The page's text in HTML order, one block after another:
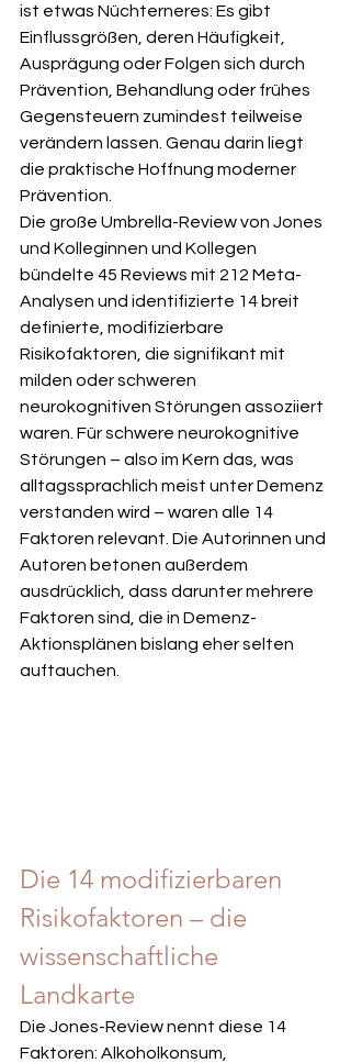
ist etwas Nüchterneres: Es gibt
Einflussgrößen, deren Häufigkeit,
Ausprägung oder Folgen sich durch
Prävention, Behandlung oder frühes
Gegensteuern zumindest teilweise
verändern lassen. Genau darin liegt
die praktische Hoffnung moderner
Prävention.
Die große Umbrella-Review von Jones
und Kolleginnen und Kollegen
bündelte 45 Reviews mit 212 Meta-
Analysen und identifizierte 14 breit
definierte, modifizierbare
Risikofaktoren, die signifikant mit
milden oder schweren
neurokognitiven Störungen assoziiert
waren. Für schwere neurokognitive
Störungen – also im Kern das, was
alltagssprachlich meist unter Demenz
verstanden wird – waren alle 14
Faktoren relevant. Die Autorinnen und
Autoren betonen außerdem
ausdrücklich, dass darunter mehrere
Faktoren sind, die in Demenz-
Aktionsplänen bislang eher selten
auftauchen.
Die 14 modifizierbaren
Risikofaktoren – die
wissenschaftliche
Landkarte
Die Jones-Review nennt diese 14
Faktoren: Alkoholkonsum,